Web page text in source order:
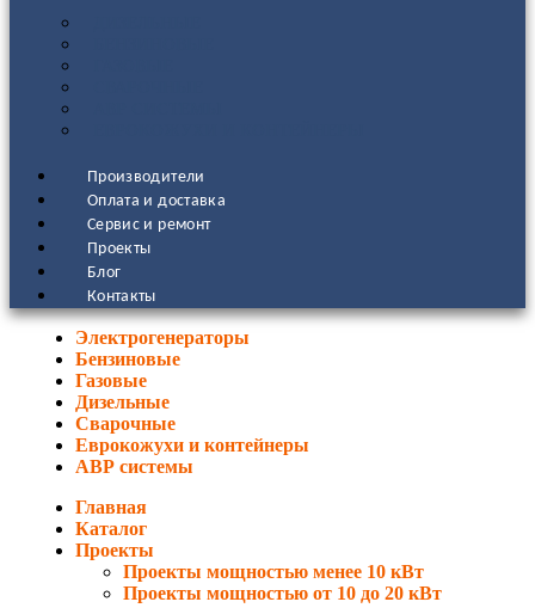
Производители
Оплата и доставка
Сервис и ремонт
Проекты
Блог
Контакты
Электрогенераторы
Бензиновые
Газовые
Дизельные
Сварочные
Еврокожухи и контейнеры
АВР системы
Главная
Каталог
Проекты
Проекты мощностью менее 10 кВт
Проекты мощностью от 10 до 20 кВт